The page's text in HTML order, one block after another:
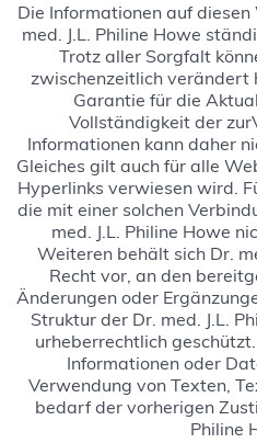
Die Informationen auf
med. J.L. Philine Howe
Trotz aller Sorgfalt
zwischenzeitlich verändert
Garantie für die
Vollständigkeit der
Informationen kann daher
Gleiches gilt auch für alle
Hyperlinks verwiesen wird.
die mit einer solchen
med. J.L. Philine Howe
Weiteren behält sich Dr.
Recht vor, an den
Änderungen oder
Struktur der Dr. med. J.L.
urheberrechtlich
Informationen oder
Verwendung von Texten,
bedarf der vorherigen
Philine